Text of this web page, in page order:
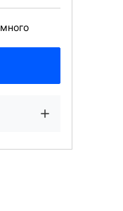
много